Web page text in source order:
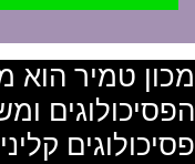
מכון טמיר הוא
הפסיכולוגים
פסיכולוגים